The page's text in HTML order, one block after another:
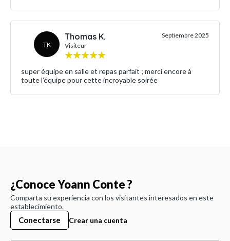
TK
Thomas K.
Visiteur
Septiembre 2025
super équipe en salle et repas parfait ; merci encore à
toute l’équipe pour cette incroyable soirée
¿Conoce Yoann Conte ?
Comparta su experiencia con los visitantes interesados en este
establecimiento.
Conectarse Crear una cuenta